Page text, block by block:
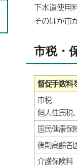
下水道使用
そのほか市
市税・
督促手数料
市税
個人住民税
国民健康保
後期高齢者
介護保険料